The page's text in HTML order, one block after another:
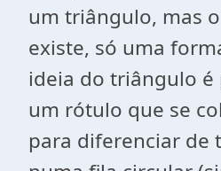
um triângulo, mas
existe, só uma
ideia do triângulo é
um rótulo que se
para diferenciar de